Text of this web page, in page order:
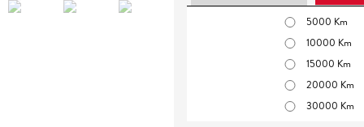
5000 Km
10000 Km
15000 Km
20000 Km
30000 Km